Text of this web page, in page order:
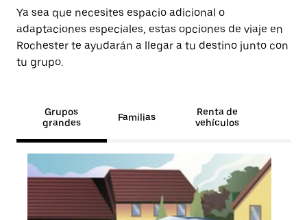
Ya sea que necesites espacio adicional o
adaptaciones especiales, estas opciones de viaje en
Rochester te ayudarán a llegar a tu destino junto con
tu grupo.
Grupos
grandes
Familias
Renta de
vehículos